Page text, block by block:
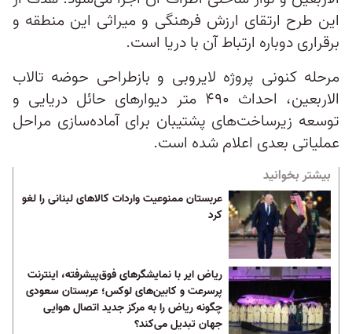
این طرح ارتقای ارزش فرهنگی و میراثی این منطقه و
برقراری دوباره ارتباط آن با دریا است.
مرحله کنونی پروژه لایروبی و بازطراحی حوضه تالاب
الاربعین، احداث ۴۹۰ متر دیوارهای حائل دریایی و
توسعه زیرساخت‌های پشتیبان برای آماده‌سازی مراحل
عملیاتی بعدی اعلام شده است.
بیشتر بخوانید
عربستان ممنوعیت واردات کالاهای لبنانی را لغو
کرد
ریاض ایر با نمایشگرهای فوق‌پیشرفته، اینترنت
پرسرعت و کابین‌های لوکس؛ عربستان سعودی
چگونه ریاض را به مرکز جدید اتصال هوایی
جهان تبدیل می‌کند؟